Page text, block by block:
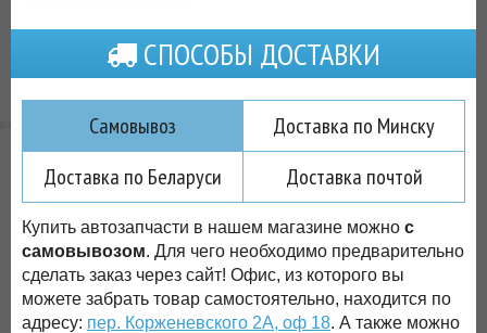
СПОСОБЫ ДОСТАВКИ
Самовывоз
Доставка по Минску
Доставка по Беларуси
Доставка почтой
Купить автозапчасти в нашем магазине можно с
самовывозом. Для чего необходимо предварительно
сделать заказ через сайт! Офис, из которого вы
можете забрать товар самостоятельно, находится по
адресу: пер. Корженевского 2А, оф 18. А также можно